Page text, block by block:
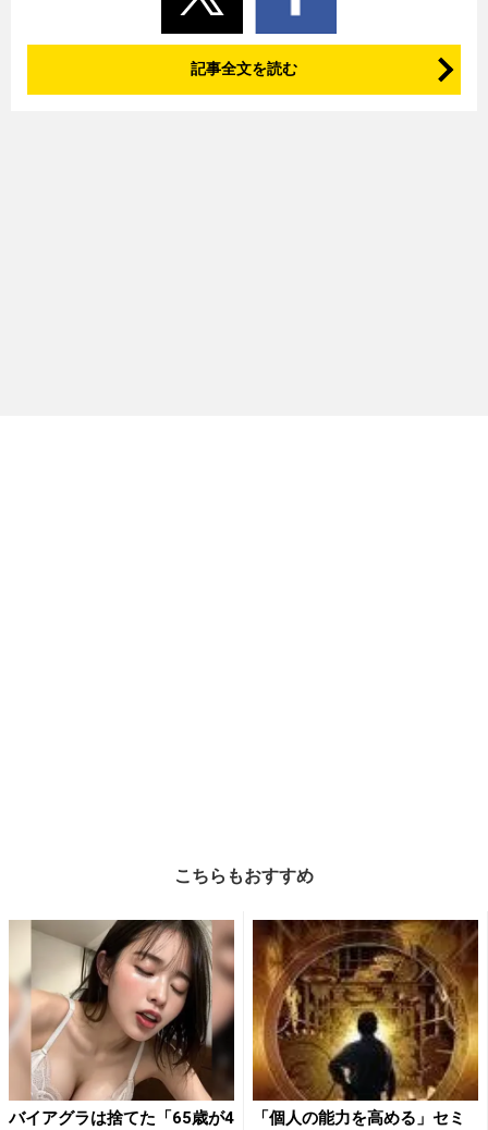
記事全文を読む
こちらもおすすめ
バイアグラは捨てた「65歳が4
「個人の能力を高める」セミ